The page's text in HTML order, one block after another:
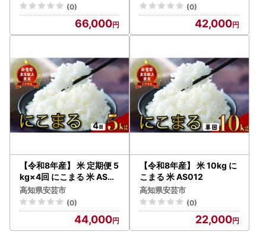
(0)
66,000
(0)
42,000
【令和8年産】 米 定期便 5
kg×4回 にこまる 米 AS01
4
高知県安芸市
(0)
44,000
【令和8年産】 米 10kg に
こまる 米 AS012
高知県安芸市
(0)
22,000